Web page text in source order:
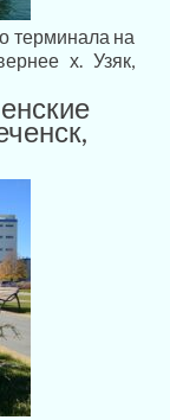
терминала на
х. Узяк,